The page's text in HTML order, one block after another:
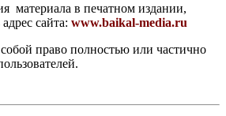
материала в печатном издании,
сайта: www.baikal-media.ru
собой право полностью или частично